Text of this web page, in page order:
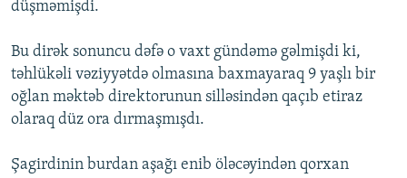
düşməmişdi.
Bu dirək sonuncu dəfə o vaxt gündəmə gəlmişdi ki,
təhlükəli vəziyyətdə olmasına baxmayaraq 9 yaşlı bir
oğlan məktəb direktorunun silləsindən qaçıb etiraz
olaraq düz ora dırmaşmışdı.
Şagirdinin burdan aşağı enib öləcəyindən qorxan